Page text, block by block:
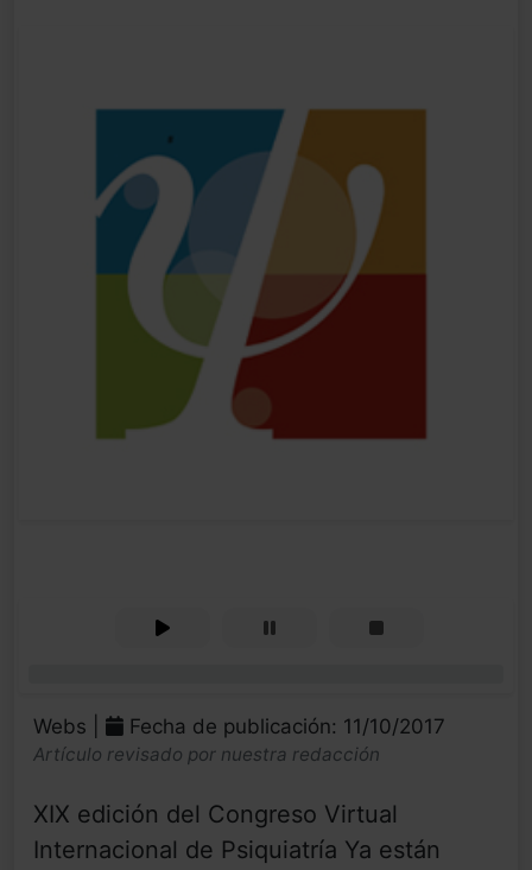
Webs | Fecha de publicación: 11/10/2017
Artículo revisado por nuestra redacción
XIX edición del Congreso Virtual
Internacional de Psiquiatría Ya están